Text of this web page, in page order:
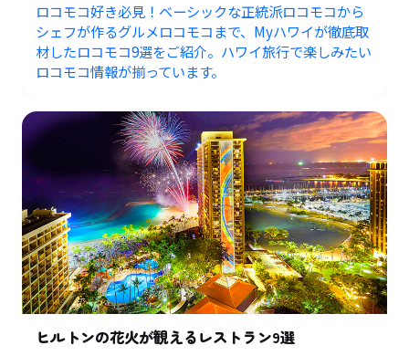
ロコモコ好き必見！ベーシックな正統派ロコモコから
シェフが作るグルメロコモコまで、Myハワイが徹底取
材したロコモコ9選をご紹介。ハワイ旅行で楽しみたい
ロコモコ情報が揃っています。
ヒルトンの花火が観えるレストラン9選